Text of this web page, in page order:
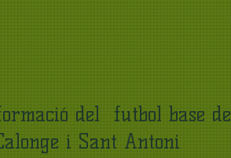
del futbol base de
i Sant Antoni